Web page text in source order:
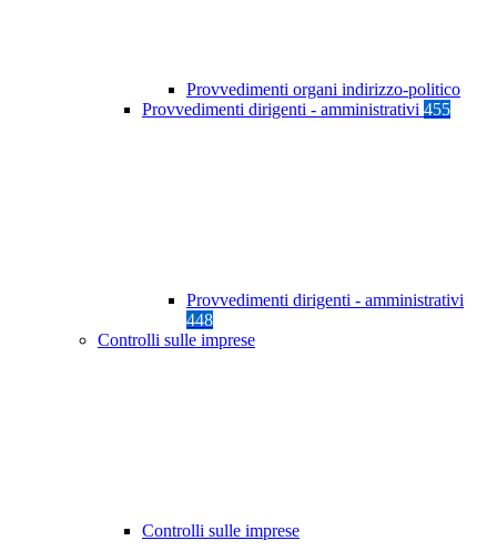
Provvedimenti organi indirizzo-politico
Provvedimenti dirigenti - amministrativi 455
Provvedimenti dirigenti - amministrativi
448
Controlli sulle imprese
Controlli sulle imprese